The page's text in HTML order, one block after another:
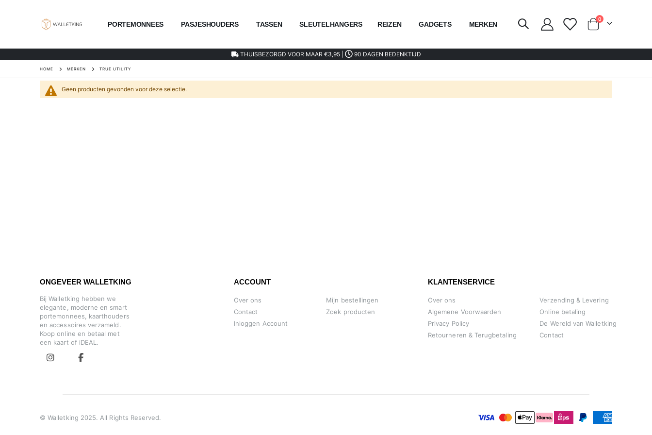
PORTEMONNEES PASJESHOUDERS TASSEN SLEUTELHANGERS REIZEN GADGETS MERKEN kar
0producten
THUISBEZORGD VOOR MAAR €3,95 | 90 DAGEN BEDENKTIJD
HOME MERKEN TRUE UTILITY
Geen producten gevonden voor deze selectie.
ONGEVEER WALLETKING
Bij Walletking hebben we
elegante, moderne en smart
portemonnees, kaarthouders
en accessoires verzameld.
Koop online en betaal met
een kaart of iDEAL.
ACCOUNT
Over ons
Contact
Inloggen Account
Mijn bestellingen
Zoek producten
KLANTENSERVICE
Over ons
Algemene Voorwaarden
Privacy Policy
Retourneren & Terugbetaling
Verzending & Levering
Online betaling
De Wereld van Walletking
Contact
© Walletking 2025. All Rights Reserved.